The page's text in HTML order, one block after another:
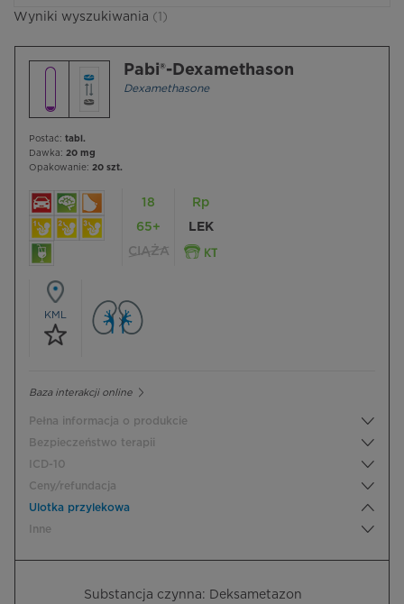
Wyniki wyszukiwania (1)
Pabi®-Dexamethason
Dexamethasone
Postać: tabl.
Dawka: 20 mg
Opakowanie: 20 szt.
18
65+
CIĄŻA
Rp
LEK
KML
Baza interakcji online
Pełna informacja o produkcie
Bezpieczeństwo terapii
ICD-10
Ceny/refundacja
Ulotka przylekowa
Inne
Substancja czynna: Deksametazon